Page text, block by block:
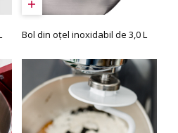
Bol din oțel inoxidabil de 3,0 L